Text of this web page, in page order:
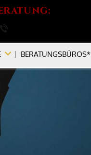
BERATUNGSBÜROS*